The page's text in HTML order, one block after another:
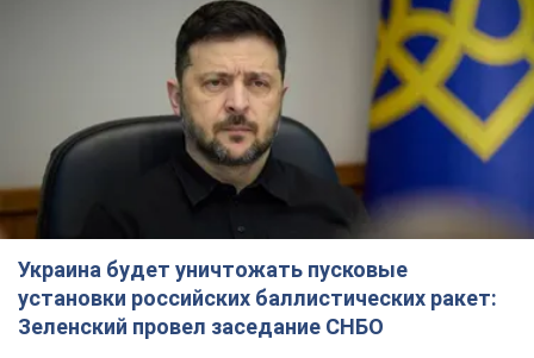
Украина будет уничтожать пусковые
установки российских баллистических ракет:
Зеленский провел заседание СНБО